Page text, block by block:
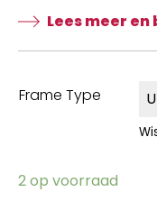
Lees meer
Frame Type
2 op voorraad